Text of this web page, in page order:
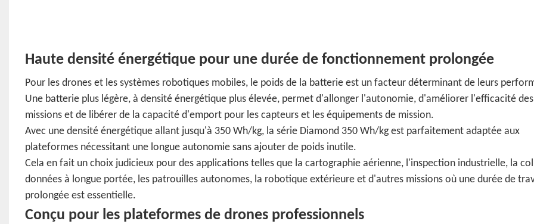
Haute densité énergétique pour une durée de fonctionnement prolongée
Pour les drones et les systèmes robotiques mobiles, le poids de la batterie est un facteur déterminant de leurs
Une batterie plus légère, à densité énergétique plus élevée, permet d'allonger l'autonomie, d'améliorer l'efficacité des
missions et de libérer de la capacité d'emport pour les capteurs et les équipements de mission.
Avec une densité énergétique allant jusqu'à 350 Wh/kg, la série Diamond 350 Wh/kg est parfaitement adaptée aux
plateformes nécessitant une longue autonomie sans ajouter de poids inutile.
Cela en fait un choix judicieux pour des applications telles que la cartographie aérienne, l'inspection industrielle, la
données à longue portée, les patrouilles autonomes, la robotique extérieure et d'autres missions où une durée de
prolongée est essentielle.
Conçu pour les plateformes de drones professionnels